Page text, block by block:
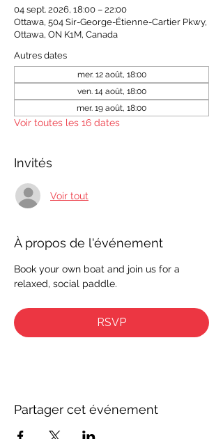
04 sept. 2026, 18:00 – 22:00
Ottawa, 504 Sir-George-Étienne-Cartier Pkwy,
Ottawa, ON K1M, Canada
Autres dates
mer. 12 août, 18:00
ven. 14 août, 18:00
mer. 19 août, 18:00
Voir toutes les 16 dates
Invités
Voir tout
À propos de l'événement
Book your own boat and join us for a
relaxed, social paddle.
RSVP
Partager cet événement